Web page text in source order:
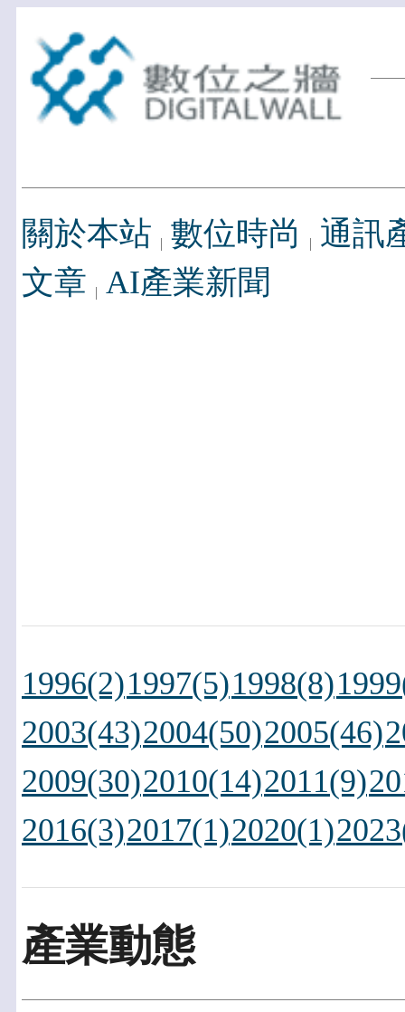
關於本站 數位時尚
通訊
文章 AI產業新聞
1996(2)1997(5)1998(8)
2003(43)2004(50)2005(46)
2009(30)2010(14)2011(9)
2016(3)2017(1)2020(1)
產業動態